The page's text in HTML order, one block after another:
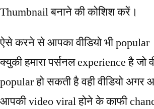
Thumbnail बनाने की कोशिश करें।
ऐसे करने से आपका वीडियो भी popular
क्युकी हमारा पर्सनल experience है जो
popular हो सकती है वही वीडियो अगर
आपकी video viral होने के काफी